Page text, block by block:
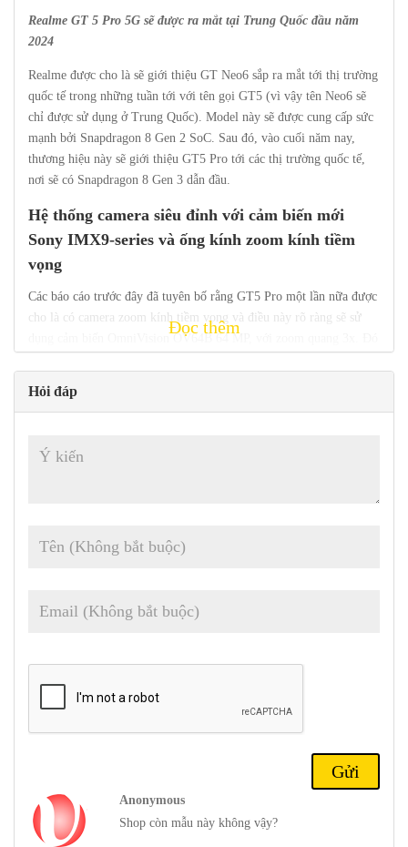
Realme GT 5 Pro 5G sẽ được ra mắt tại Trung Quốc đầu năm
2024
Realme được cho là sẽ giới thiệu GT Neo6 sắp ra mắt tới thị trường
quốc tế trong những tuần tới với tên gọi GT5 (vì vậy tên Neo6 sẽ
chỉ được sử dụng ở Trung Quốc). Model này sẽ được cung cấp sức
mạnh bởi Snapdragon 8 Gen 2 SoC. Sau đó, vào cuối năm nay,
thương hiệu này sẽ giới thiệu GT5 Pro tới các thị trường quốc tế,
nơi sẽ có Snapdragon 8 Gen 3 dẫn đầu.
Hệ thống camera siêu đỉnh với cảm biến mới
Sony IMX9-series và ống kính zoom kính tiềm
vọng
Các báo cáo trước đây đã tuyên bố rằng GT5 Pro một lần nữa được
cho là có camera zoom kính tiềm vọng và điều này rõ ràng sẽ sử
dụng cảm biến OmniVision OV64B 64 MP, với zoom quang 3x. Đó
Theo như thông tin được tiết lộ, Camera chính 50 MP với OIS, 8
MP siêu rộng, 2 Camera macro MP . Trên camera chính của Realme
GT 5 Pro sẽ được trang bị cảm biến Sony IMX9 series, kích thước
Tuy nhiên, GT 5 Pro sẽ thiếu các tối ưu hóa của Hasselblad, tính
năng này sẽ có trên OnePlus 12.Điều này không có gì ngạc nhiên vì
Oppo, OnePlus và Realme thực sự rất thân thiết .
Đọc thêm
Hỏi đáp
Anonymous
Shop còn mẫu này không vậy?